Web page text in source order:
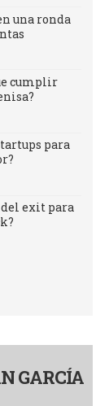
una ronda
cumplir
para
exit para
GARCÍA